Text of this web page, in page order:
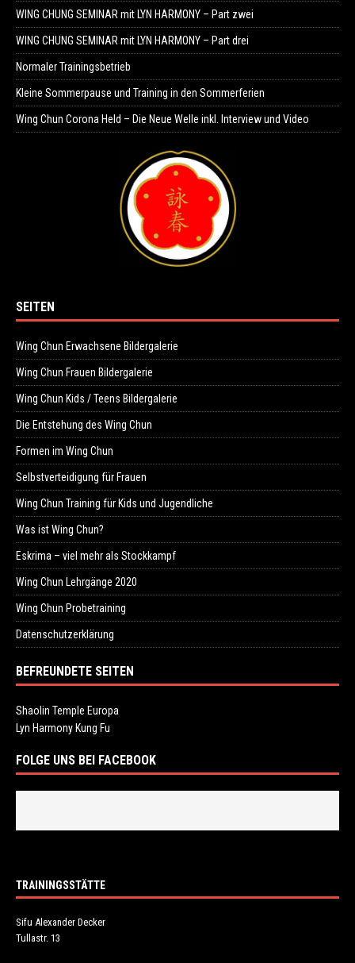
WING CHUNG SEMINAR mit LYN HARMONY – Part zwei
WING CHUNG SEMINAR mit LYN HARMONY – Part drei
Normaler Trainingsbetrieb
Kleine Sommerpause und Training in den Sommerferien
Wing Chun Corona Held – Die Neue Welle inkl. Interview und Video
SEITEN
Wing Chun Erwachsene Bildergalerie
Wing Chun Frauen Bildergalerie
Wing Chun Kids / Teens Bildergalerie
Die Entstehung des Wing Chun
Formen im Wing Chun
Selbstverteidigung für Frauen
Wing Chun Training für Kids und Jugendliche
Was ist Wing Chun?
Eskrima – viel mehr als Stockkampf
Wing Chun Lehrgänge 2020
Wing Chun Probetraining
Datenschutzerklärung
BEFREUNDETE SEITEN
Shaolin Temple Europa
Lyn Harmony Kung Fu
FOLGE UNS BEI FACEBOOK
TRAININGSSTÄTTE
Sifu Alexander Decker
Tullastr. 13